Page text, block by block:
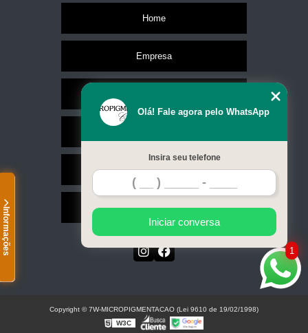
Informações
Home
Empresa
Contato
Mapa do site
1
Olá! Fale agora pelo WhatsApp
Insira seu telefone
Iniciar conversa
Copyright © 7W-MICROPIGMENTACAO (Lei 9610 de 19/02/1998)
W3C